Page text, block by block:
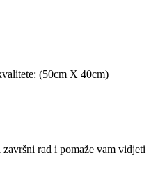
(50cm X 40cm)
rad i pomaže vam vidjeti